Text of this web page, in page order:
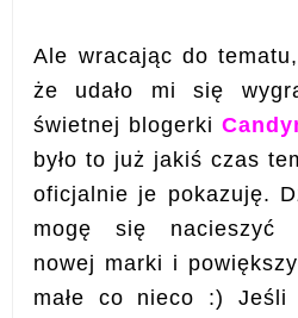
Ale wracając do
że udało mi się
świetnej blogerki
było to już jakiś czas
oficjalnie je pokazuję.
mogę się nacieszyć
nowej marki i
małe co nieco :) Jeśli